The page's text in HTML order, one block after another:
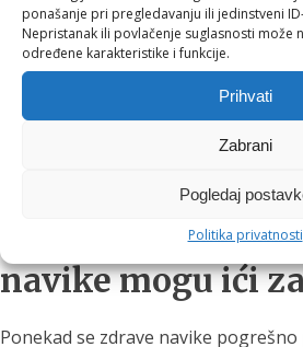
ponašanje pri pregledavanju ili jedinstveni
Nepristanak ili povlačenje suglasnosti može
određene karakteristike i funkcije.
Prihvati
Zabrani
Pogledaj
Politika privatnosti
Dalmacije
Slavonije
drugih vrhunskih vinskih
Posebno smo ponosni na suradnju
vinarijama koje kroz svoje etikete
Vrhunski
navike mogu ići
Ponekad se zdrave navike